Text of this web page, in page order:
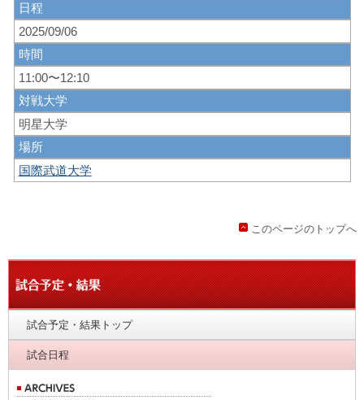
日程
2025/09/06
時間
11:00〜12:10
対戦大学
明星大学
場所
国際武道大学
このページのトップへ
試合予定・結果トップ
試合日程